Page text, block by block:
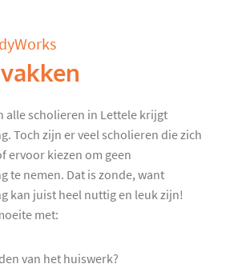
alle scholieren in Lettele krijgt
Toch zijn er veel scholieren die zich
ervoor kiezen om geen
te nemen. Dat is zonde, want
kan juist heel nuttig en leuk zijn!
met:
van het huiswerk?